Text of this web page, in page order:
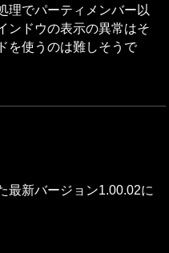
理でパーティメンバー以
ンドウの表示の異常はそ
を使うのは難しそうで
最新バージョン1.00.02に